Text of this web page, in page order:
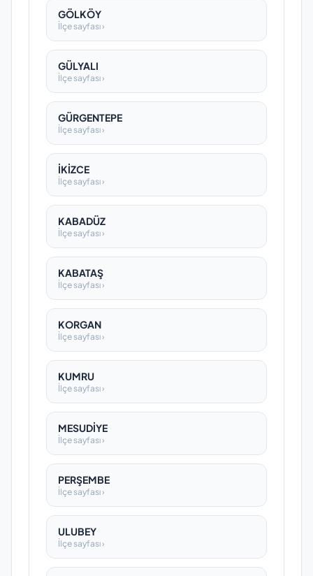
GÖLKÖY
İlçe sayfası ›
GÜLYALI
İlçe sayfası ›
GÜRGENTEPE
İlçe sayfası ›
İKİZCE
İlçe sayfası ›
KABADÜZ
İlçe sayfası ›
KABATAŞ
İlçe sayfası ›
KORGAN
İlçe sayfası ›
KUMRU
İlçe sayfası ›
MESUDİYE
İlçe sayfası ›
PERŞEMBE
İlçe sayfası ›
ULUBEY
İlçe sayfası ›